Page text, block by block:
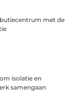
met de
isolatie en
samengaan